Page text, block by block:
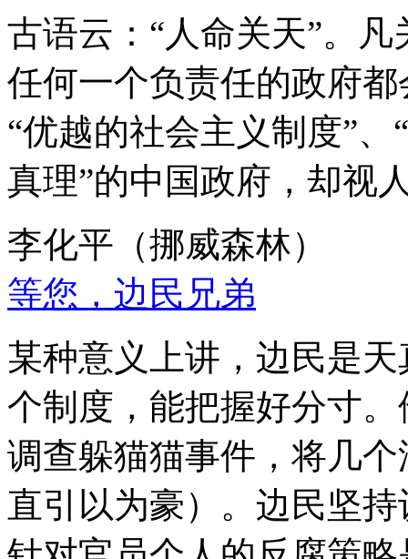
古语云：“人命关天”。
任何一个负责任的政府
“优越的社会主义制度”
真理”的中国政府，却视
李化平（挪威森林）
等您，边民兄弟
某种意义上讲，边民是
个制度，能把握好分寸
调查躲猫猫事件，将几
直引以为豪）。边民坚